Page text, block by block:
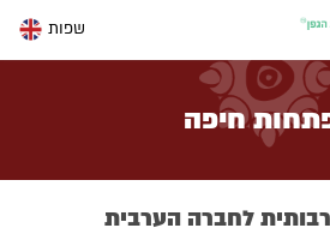
שפות
חיפה
לחברה הערבית